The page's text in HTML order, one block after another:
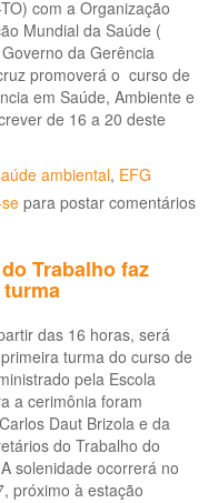
com a Organização
Mundial da Saúde (
da Gerência
promoverá o curso de
em Saúde, Ambiente e
de 16 a 20 deste
ambiental, EFG
para postar comentários
Trabalho faz
turma
das 16 horas, será
turma do curso de
pela Escola
a cerimônia foram
Daut Brizola e da
do Trabalho do
solenidade ocorrerá no
próximo à estação